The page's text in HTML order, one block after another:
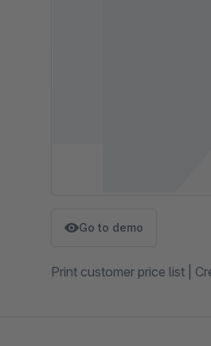
Go to demo
Print customer price list |